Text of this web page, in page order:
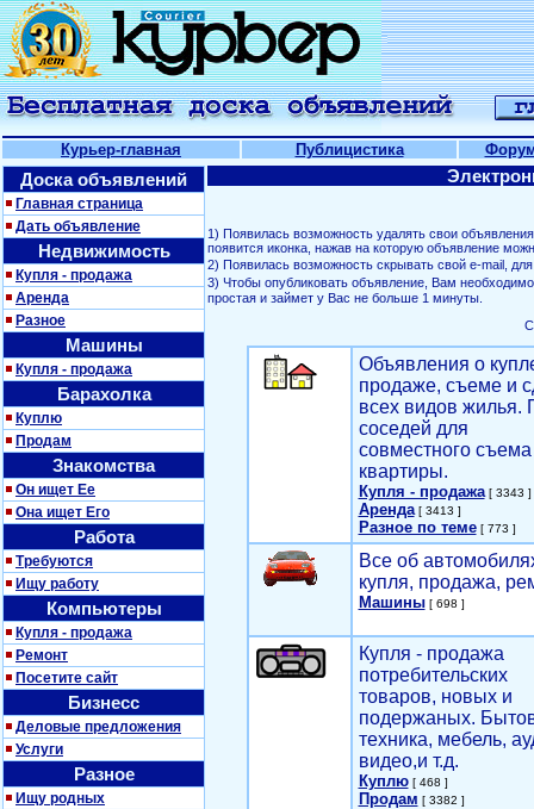
Курьер-главная Публицистика
Доска объявлений
Главная страница
Дать объявление
Недвижимость
Купля - продажа
Аренда
Разное
Машины
Купля - продажа
Барахолка
Куплю
Продам
Знакомства
Он ищет Ее
Она ищет Его
Работа
Требуются
Ищу работу
Компьютеры
Купля - продажа
Ремонт
Посетите сайт
Бизнесс
Деловые предложения
Услуги
Разное
Ищу родных
1) Появилась возможность удалять свои
появится иконка, нажав на которую объявление
2) Появилась возможность скрывать свой е-mail,
3) Чтобы опубликовать объявление, Вам
простая и займет у Вас не больше 1 минуты.
Объявления о
продаже, съеме и
всех видов жилья.
соседей для
совместного съема
квартиры.
Купля - продажа[ 3343 ]
Аренда[ 3413 ]
Разное по теме[ 773 ]
Все об
купля, продажа,
Машины[ 698 ]
Купля - продажа
потребительских
товаров, новых и
подержаных.
техника, мебель,
видео,и т.д.
Куплю[ 468 ]
Продам [ 3382 ]